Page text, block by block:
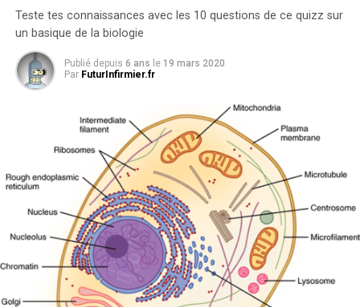
Teste tes connaissances avec les 10 questions de ce quizz sur
un basique de la biologie
Publié depuis 6 ans le 19 mars 2020
Par FuturInfirmier.fr